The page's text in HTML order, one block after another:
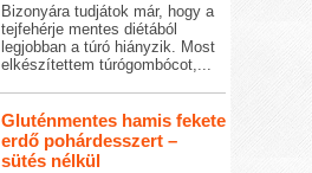
Bizonyára tudjátok már, hogy a
tejfehérje mentes diétából
legjobban a túró hiányzik. Most
elkészítettem túrógombócot,...
Gluténmentes hamis fekete
erdő pohárdesszert –
sütés nélkül